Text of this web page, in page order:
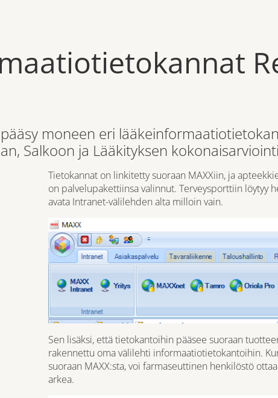
moneen eri
Salkoon ja Lääkityksen
Tietokannat on linkitetty suoraan MAXXiin, ja
on palvelupakettiinsa valinnut. Terveysporttiin löytyy
avata Intranet-välilehden alta milloin vain.
Sen lisäksi, että tietokantoihin pääsee suoraan
rakennettu oma välilehti informaatiotietokantoihin.
suoraan MAXX:sta, voi farmaseuttinen henkilöstö
arkea.